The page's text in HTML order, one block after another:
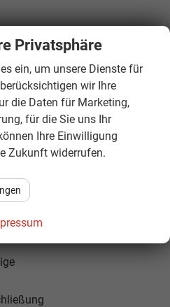
Privatsphäre
ein, um unsere Dienste für
wir Ihre
die Daten für Marketing,
für die Sie uns Ihr
Ihre Einwilligung
Zukunft widerrufen.